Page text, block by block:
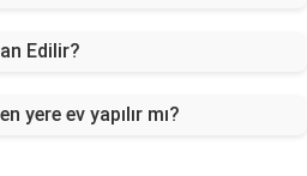
Edilir?
yere ev yapılır mı?